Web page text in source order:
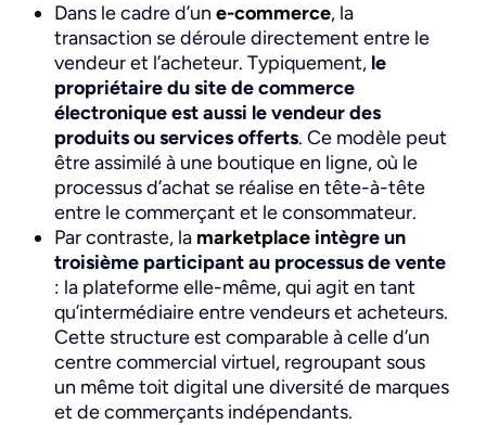
Dans le cadre d’un e-commerce, la
transaction se déroule directement entre le
vendeur et l’acheteur. Typiquement, le
propriétaire du site de commerce
électronique est aussi le vendeur des
produits ou services offerts. Ce modèle peut
être assimilé à une boutique en ligne, où le
processus d’achat se réalise en tête-à-tête
entre le commerçant et le consommateur.
Par contraste, la marketplace intègre un
troisième participant au processus de vente
: la plateforme elle-même, qui agit en tant
qu’intermédiaire entre vendeurs et acheteurs.
Cette structure est comparable à celle d’un
centre commercial virtuel, regroupant sous
un même toit digital une diversité de marques
et de commerçants indépendants.